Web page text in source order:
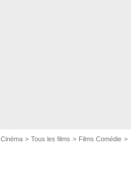
Cinéma Tous les films Films Comédie